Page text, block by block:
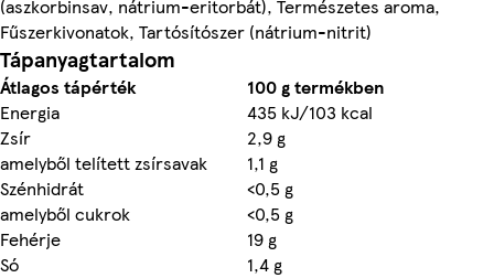
(aszkorbinsav, nátrium-eritorbát), Természetes aroma,
Fűszerkivonatok, Tartósítószer (nátrium-nitrit)
Tápanyagtartalom
Átlagos tápérték
100 g termékben
Energia
435 kJ/103 kcal
Zsír
2,9 g
amelyből telített zsírsavak
1,1 g
Szénhidrát
<0,5 g
amelyből cukrok
<0,5 g
Fehérje
19 g
Só
1,4 g